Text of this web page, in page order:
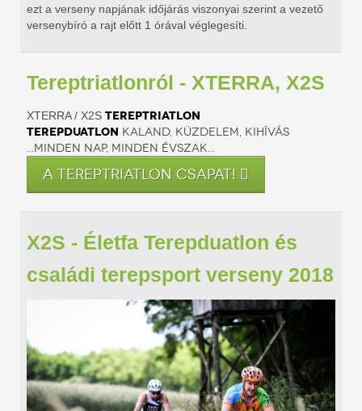
ezt a verseny napjának időjárás viszonyai szerint a vezető
versenybíró a rajt előtt 1 órával véglegesíti.
Tereptriatlonról - XTERRA, X2S
XTERRA / X2S Tereptriatlon
Terepduatlon Kaland, küzdelem, kihívás
...minden nap, minden évszak...
A TEREPTRIATLON CSAPAT!
X2S - Életfa Terepduatlon és
családi terepsport verseny 2018